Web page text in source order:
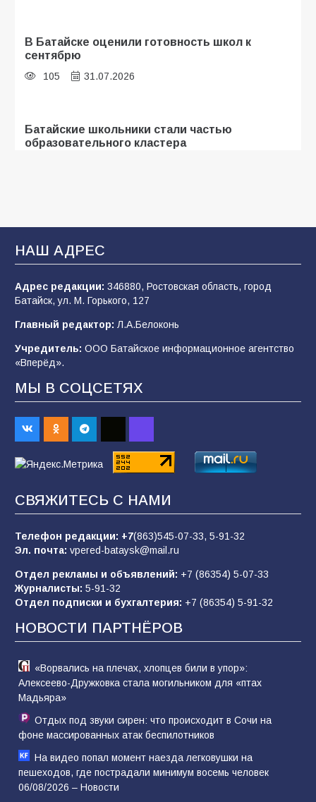
В Батайске оценили готовность школ к
сентябрю
105 31.07.2026
Батайские школьники стали частью
образовательного кластера
деле происходит в армии России в августе
2026 года
99 03.08.2026
«Пургу нести — не поля переходить»: почему
заявления о мобилизации — это
пропагандистский вброс
соревнований
«Слухами Москву не возьмёшь»: почему
заявления Киева о мобилизации — это
отчаяние, а не разведка
80 02.08.2026
НАШ АДРЕС
Адрес редакции: 346880, Ростовская область, город
Батайск, ул. М. Горького, 127
Главный редактор: Л.А.Белоконь
Учредитель: ООО Батайское информационное агентство
«Вперёд».
МЫ В СОЦСЕТЯХ
СВЯЖИТЕСЬ С НАМИ
Телефон редакции: +7(863)545-07-33, 5-91-32
Эл. почта: vpered-bataysk@mail.ru
Отдел рекламы и объявлений: +7 (86354) 5-07-33
Журналисты: 5-91-32
Отдел подписки и бухгалтерия: +7 (86354) 5-91-32
НОВОСТИ ПАРТНЁРОВ
«Ворвались на плечах, хлопцев били в упор»:
Алексеево-Дружковка стала могильником для «птах
Мадьяра»
Отдых под звуки сирен: что происходит в Сочи на
фоне массированных атак беспилотников
На видео попал момент наезда легковушки на
пешеходов, где пострадали минимум восемь человек
06/08/2026 – Новости